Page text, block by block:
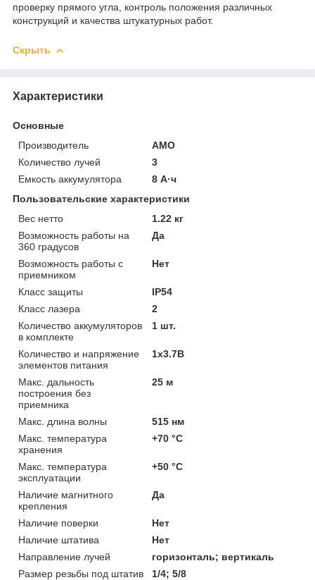
проверку прямого угла, контроль положения различных
конструкций и качества штукатурных работ.
Скрыть
Характеристики
Основные
Производитель
AMO
Количество лучей
3
Емкость аккумулятора
8 А·ч
Пользовательские характеристики
Вес нетто
1.22 кг
Возможность работы на
360 градусов
Да
Возможность работы с
приемником
Нет
Класс защиты
IP54
Класс лазера
2
Количество аккумуляторов
в комплекте
1 шт.
Количество и напряжение
элементов питания
1x3.7В
Макс. дальность
построения без
приемника
25 м
Макс. длина волны
515 нм
Макс. температура
хранения
+70 °C
Макс. температура
эксплуатации
+50 °C
Наличие магнитного
крепления
Да
Наличие поверки
Нет
Наличие штатива
Нет
Направление лучей
горизонталь; вертикаль
Размер резьбы под штатив
1/4; 5/8